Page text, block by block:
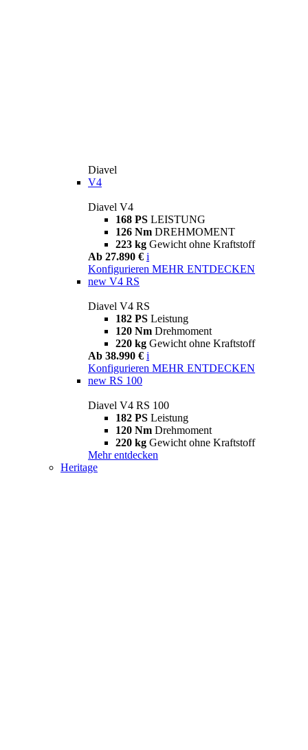
Diavel
V4
Diavel V4
168 PS LEISTUNG
126 Nm DREHMOMENT
223 kg Gewicht ohne Kraftstoff
Ab 27.890 € i
Konfigurieren MEHR ENTDECKEN
new V4 RS
Diavel V4 RS
182 PS Leistung
120 Nm Drehmoment
220 kg Gewicht ohne Kraftstoff
Ab 38.990 € i
Konfigurieren MEHR ENTDECKEN
new RS 100
Diavel V4 RS 100
182 PS Leistung
120 Nm Drehmoment
220 kg Gewicht ohne Kraftstoff
Mehr entdecken
Heritage